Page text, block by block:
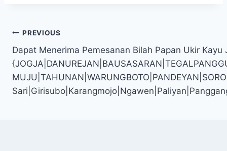
PREVIOUS
Dapat Menerima Pemesanan Bilah Papan Ukir Kayu